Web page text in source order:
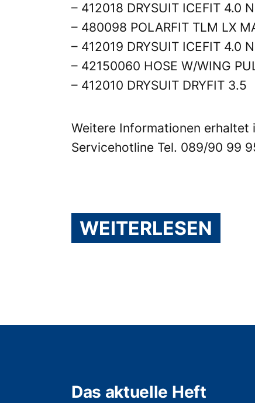
– 412018 DRYSUIT ICEFIT 4.0
– 480098 POLARFIT TLM LX
– 412019 DRYSUIT ICEFIT 4.0
– 42150060 HOSE W/WING
– 412010 DRYSUIT DRYFIT 3.5
Weitere Informationen erhaltet
Servicehotline Tel. 089/90 99
WEITERLESEN
Das aktuelle Heft